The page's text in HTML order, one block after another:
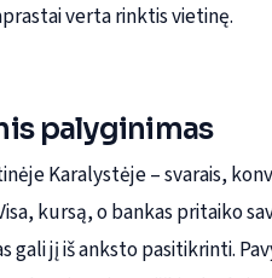
verta rinktis vietinę.
palyginimas
Karalystėje – svarais,
kursą, o bankas pritaiko
jį iš anksto pasitikrinti.